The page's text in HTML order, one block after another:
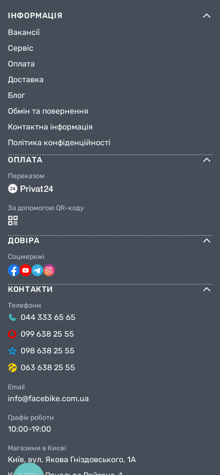
ІНФОРМАЦІЯ
Вакансії
Сервіс
Оплата
Доставка
Блог
Обмін та повернення
Контактна інформація
Політика конфіденційності
ОПЛАТА
Переказом
За допомогою QR-коду
ДОВІРА
Соцмережі
КОНТАКТИ
Телефони
044 333 65 65
099 638 25 55
098 638 25 55
063 638 25 55
Email
info@facebike.com.ua
Графік роботи
10:00-19:00
Магазини в Києві
Київ, вул. Якова Гніздовського, 1А